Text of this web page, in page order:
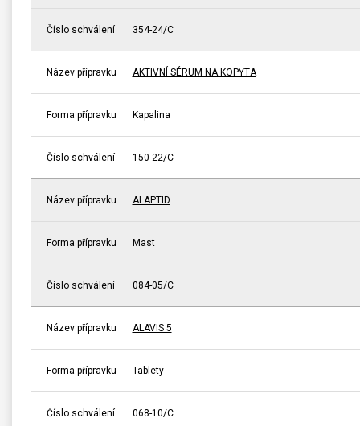
Číslo schválení 354-24/C
Název přípravku AKTIVNÍ SÉRUM NA KOPYTA
Forma přípravku Kapalina
Číslo schválení 150-22/C
Název přípravku ALAPTID
Forma přípravku Mast
Číslo schválení 084-05/C
Název přípravku ALAVIS 5
Forma přípravku Tablety
Číslo schválení 068-10/C